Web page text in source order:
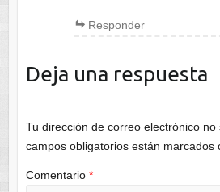
Responder
Deja una respuesta
Tu dirección de correo electrónico no
campos obligatorios están marcados
Comentario *